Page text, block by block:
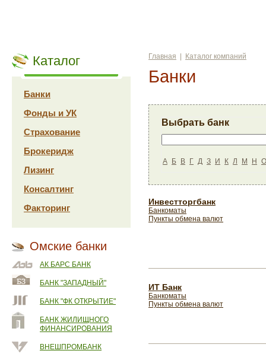
Каталог
Банки
Фонды и УК
Страхование
Брокеридж
Лизинг
Консалтинг
Факторинг
Омские банки
АК БАРС БАНК
БАНК "ЗАПАДНЫЙ"
БАНК "ФК ОТКРЫТИЕ"
БАНК ЖИЛИЩНОГО
ФИНАНСИРОВАНИЯ
ВНЕШПРОМБАНК
Главная Каталог компаний
Банки
Выбрать банк
А Б В Г Д З И К Л М Н О
Инвестторгбанк
Банкоматы
Пункты обмена валют
ИТ Банк
Банкоматы
Пункты обмена валют